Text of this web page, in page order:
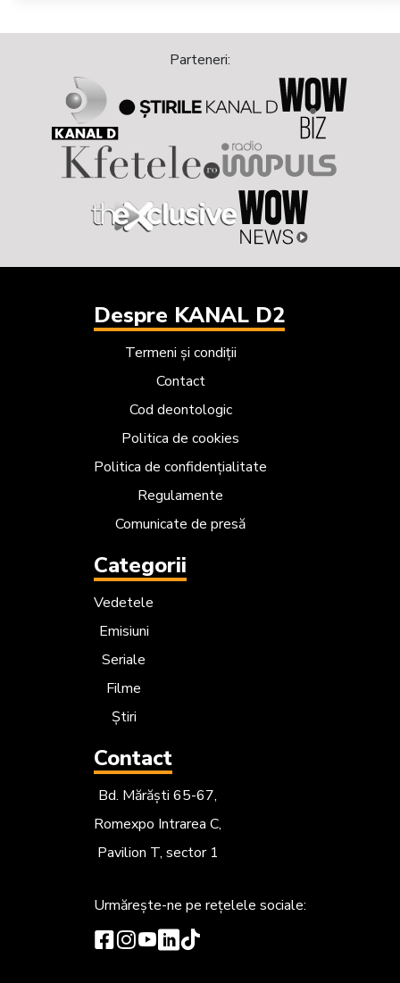
Parteneri:
Despre KANAL D2
Termeni și condiții
Contact
Cod deontologic
Politica de cookies
Politica de confidențialitate
Regulamente
Comunicate de presă
Categorii
Vedetele
Emisiuni
Seriale
Filme
Știri
Contact
Bd. Mărăști 65-67,
Romexpo Intrarea C,
Pavilion T, sector 1
Urmărește-ne pe rețelele sociale: